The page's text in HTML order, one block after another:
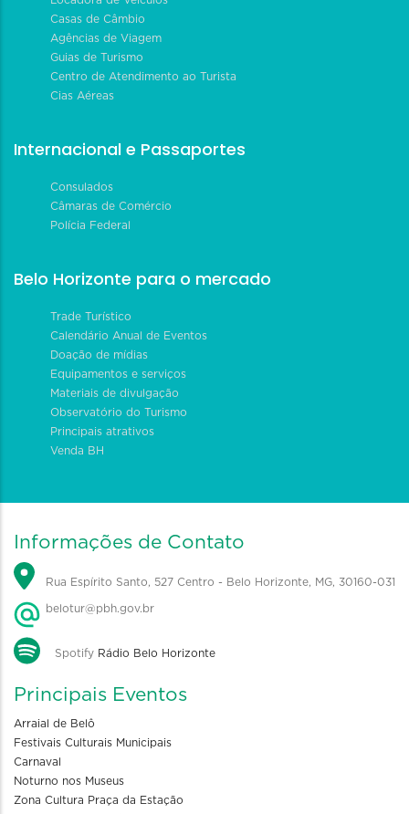
Casas de Câmbio
Agências de Viagem
Guias de Turismo
Centro de Atendimento ao Turista
Cias Aéreas
Internacional e Passaportes
Consulados
Câmaras de Comércio
Polícia Federal
Belo Horizonte para o mercado
Trade Turístico
Calendário Anual de Eventos
Doação de mídias
Equipamentos e serviços
Materiais de divulgação
Observatório do Turismo
Principais atrativos
Venda BH
Informações de Contato
Rua Espírito Santo, 527 Centro - Belo Horizonte, MG, 30160-031
belotur@pbh.gov.br
Spotify Rádio Belo Horizonte
Principais Eventos
Arraial de Belô
Festivais Culturais Municipais
Carnaval
Noturno nos Museus
Zona Cultura Praça da Estação